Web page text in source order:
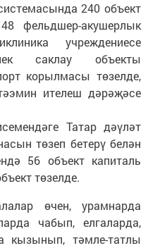
240 объект
фельдшер-акушерлык
учреждениесе
саклау объекты
корылмасы төзелде,
ителеш дәрәҗәсе
Татар дәүләт
төзеп бетерү белән
56 объект капиталь
төзелде.
өчен, урамнарда
чабып, елгаларда,
кызынып, тәмле-татлы